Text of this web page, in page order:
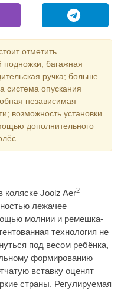
отметить
багажная
ручка; больше
система опускания
независимая
возможность установки
дополнительного
коляске Joolz Aer2
лежачее
молнии и ремешка-
технология не
под весом ребёнка,
формированию
вставку оценят
страны. Регулируемая